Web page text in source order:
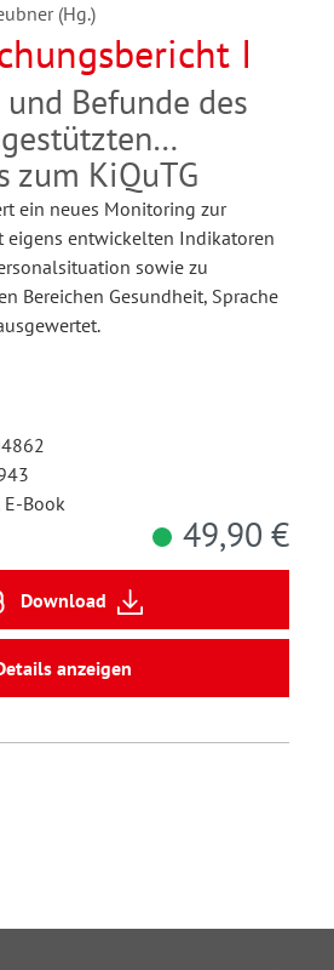
(Hg.)
I
Befunde des
zum KiQuTG
ein neues Monitoring zur
eigens entwickelten Indikatoren
sowie zu
Bereichen Gesundheit, Sprache
E-Book
49,90 €
Download
anzeigen